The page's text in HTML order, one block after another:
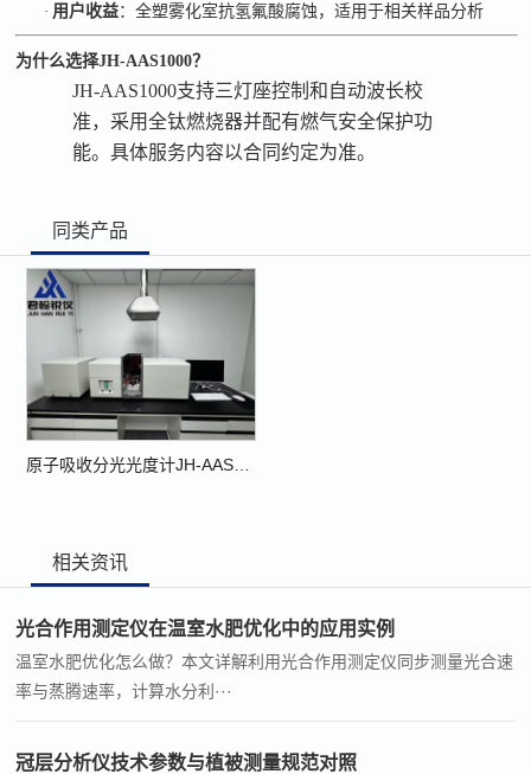
· 用户收益：全塑雾化室抗氢氟酸腐蚀，适用于相关样品分析
为什么选择JH-AAS1000？
JH-AAS1000支持三灯座控制和自动波长校
准，采用全钛燃烧器并配有燃气安全保护功
能。具体服务内容以合同约定为准。
同类产品
原子吸收分光光度计JH-AAS1000
相关资讯
光合作用测定仪在温室水肥优化中的应用实例
温室水肥优化怎么做？本文详解利用光合作用测定仪同步测量光合速
率与蒸腾速率，计算水分利···
冠层分析仪技术参数与植被测量规范对照